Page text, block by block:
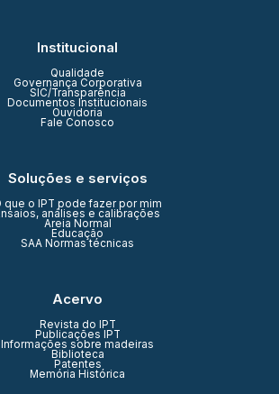
Institucional
Qualidade
Governança Corporativa
SIC/Transparência
Documentos Institucionais
Ouvidoria
Fale Conosco
Soluções e serviços
que o IPT pode fazer por mim
análises e calibrações
Areia Normal
Educação
SAA Normas técnicas
Acervo
Revista do IPT
Publicações IPT
Informações sobre madeiras
Biblioteca
Patentes
Memória Histórica